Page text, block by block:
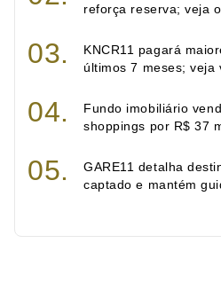
reforça reserva; veja
KNCR11 pagará
últimos 7 meses; veja
Fundo imobiliário
shoppings por R$ 37
GARE11 detalha
captado e mantém